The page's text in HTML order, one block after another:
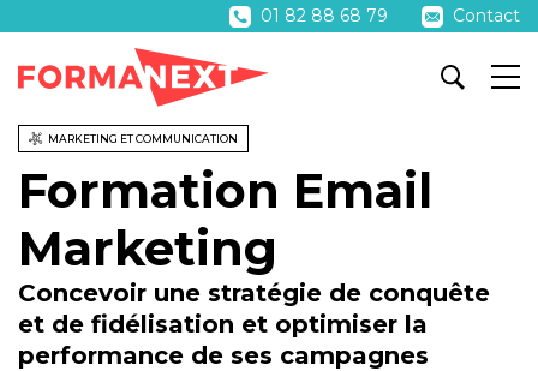
01 82 88 68 79 Contact
MARKETING ET COMMUNICATION
Formation Email
Marketing
Concevoir une stratégie de conquête
et de fidélisation et optimiser la
performance de ses campagnes